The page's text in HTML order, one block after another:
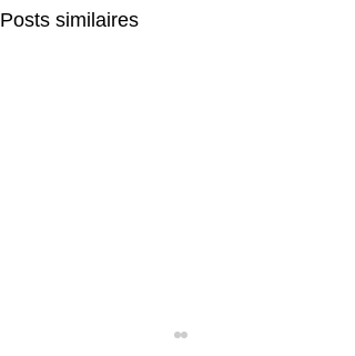
Posts similaires